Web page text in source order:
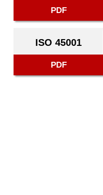
PDF
ISO 45001
PDF